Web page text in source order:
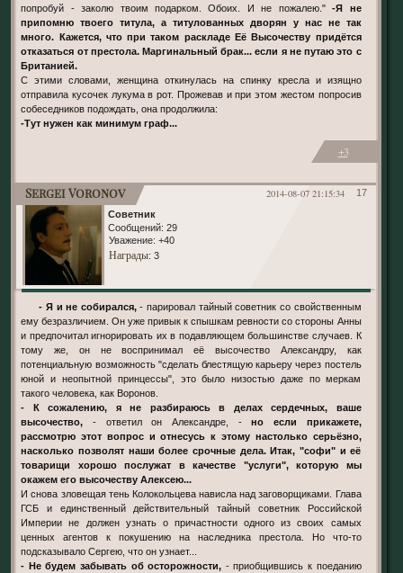
попробуй - заколю твоим подарком. Обоих. И не пожалею."-Я не
припомню твоего титула, а титулованных дворян у нас не так
много. Кажется, что при таком раскладе Её Высочеству придётся
отказаться от престола. Маргинальный брак... если я не путаю это с
Британией.
С этими словами, женщина откинулась на спинку кресла и изящно
отправила кусочек лукума в рот. Прожевав и при этом жестом попросив
собеседников подождать, она продолжила:
-Тут нужен как минимум граф...
+3
17
2014-08-07 21:15:34
Sergei Voronov
Советник
Сообщений: 29
Уважение: +40
Награды: 3
- Я и не собирался,- парировал тайный советник со свойственным
ему безразличием. Он уже привык к спышкам ревности со стороны Анны
и предпочитал игнорировать их в подавляющем большинстве случаев. К
тому же, он не воспринимал её высочество Александру, как
потенциальную возможность "сделать блестящую карьеру через постель
юной и неопытной принцессы", это было низостью даже по меркам
такого человека, как Воронов.
- К сожалению, я не разбираюсь в делах сердечных, ваше
высочество, - ответил он Александре, -но если прикажете,
рассмотрю этот вопрос и отнесусь к этому настолько серьёзно,
насколько позволят наши более срочные дела. Итак, "софи" и её
товарищи хорошо послужат в качестве "услуги", которую мы
окажем его высочеству Алексею...
И снова зловещая тень Колокольцева нависла над заговорщиками. Глава
ГСБ и единственный действительный тайный советник Российской
Империи не должен узнать о причастности одного из своих самых
ценных агентов к покушению на наследника престола. Но что-то
подсказывало Сергею, что он узнает...
- Не будем забывать об осторожности, - приобщившись к поеданию